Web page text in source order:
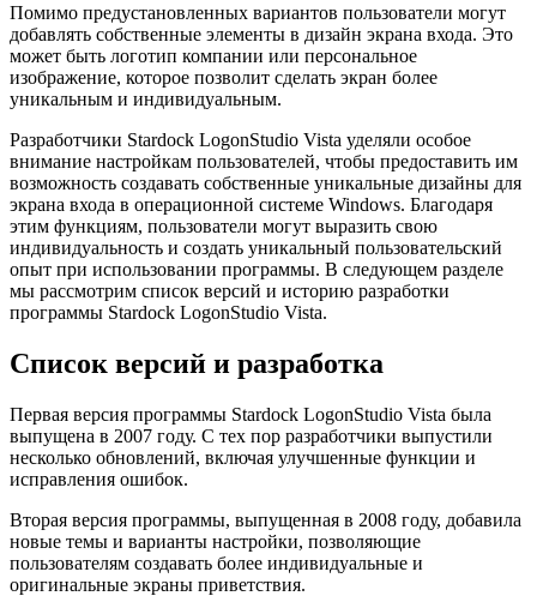
Помимо предустановленных вариантов пользователи могут
добавлять собственные элементы в дизайн экрана входа. Это
может быть логотип компании или персональное
изображение, которое позволит сделать экран более
уникальным и индивидуальным.
Разработчики Stardock LogonStudio Vista уделяли особое
внимание настройкам пользователей, чтобы предоставить им
возможность создавать собственные уникальные дизайны для
экрана входа в операционной системе Windows. Благодаря
этим функциям, пользователи могут выразить свою
индивидуальность и создать уникальный пользовательский
опыт при использовании программы. В следующем разделе
мы рассмотрим список версий и историю разработки
программы Stardock LogonStudio Vista.
Список версий и разработка
Первая версия программы Stardock LogonStudio Vista была
выпущена в 2007 году. С тех пор разработчики выпустили
несколько обновлений, включая улучшенные функции и
исправления ошибок.
Вторая версия программы, выпущенная в 2008 году, добавила
новые темы и варианты настройки, позволяющие
пользователям создавать более индивидуальные и
оригинальные экраны приветствия.